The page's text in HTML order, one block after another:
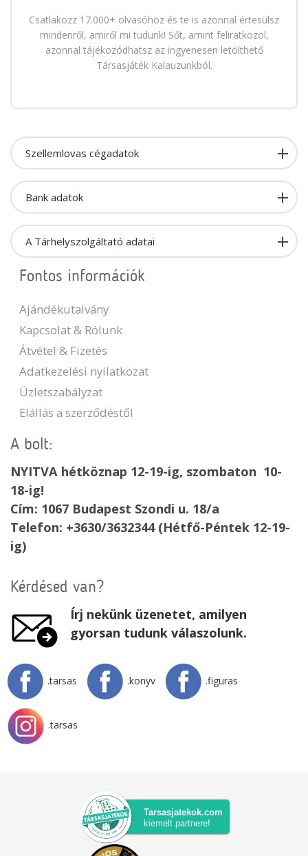
Csatlakozz 17.000+ olvasóhoz és te is azonnal értesülsz
mindenről, amiről mi tudunk! Sőt, amint feliratkozol,
azonnal tájékozódhatsz az ingyenesen letölthető
Társasjáték Kalauzunkból.
Szellemlovas cégadatok
Bank adatok
A Tárhelyszolgáltató adatai
Fontos információk
Ajándékutalvány
Kapcsolat & Rólunk
Átvétel & Fizetés
Adatkezelési nyilatkozat
Üzletszabályzat
Elállás a szerződéstől
A bolt:
NYITVA hétköznap 12-19-ig, szombaton 10-
18-ig!
Cím: 1067 Budapest Szondi u. 18/a
Telefon: +3630/3632344 (Hétfő-Péntek 12-19-
ig)
Kérdésed van?
Írj nekünk üzenetet, amilyen
gyorsan tudunk válaszolunk.
.tarsas .konyv .figuras
.tarsas
Tarsasjatekok.com
kiemelt partnere!